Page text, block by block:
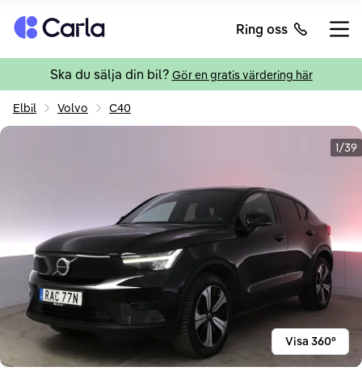
Tillbaka till startsidan Ring oss
Ska du sälja din bil? Gör en gratis värdering här
Elbil Volvo C40
1/39
Visa 360°